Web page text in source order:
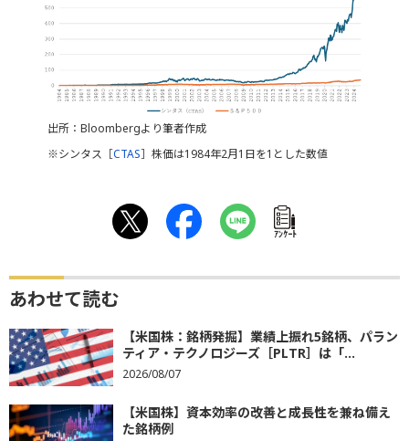
出所：Bloombergより筆者作成
※シンタス［CTAS］株価は1984年2月1日を1とした数値
ｱﾝｹｰﾄ
あわせて読む
【米国株：銘柄発掘】業績上振れ5銘柄、パラン
ティア・テクノロジーズ［PLTR］は「...
2026/08/07
【米国株】資本効率の改善と成長性を兼ね備え
た銘柄例